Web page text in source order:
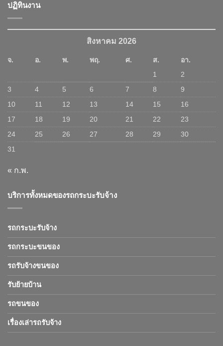
ปฏิทินงาน
สิงหาคม 2026
จ. อ. พ. พฤ. ศ. ส.
อา.
1
2
3
4 5 6 7 8
9
10
11 12 13 14 15
16
17
18 19 20 21 22
23
24
25 26 27 28 29
30
31
« ก.พ.
บริการทั้งหมดของรถกระบะรับจ้าง
รถกระบะรับจ้าง
รถกระบะขนของ
รถรับจ้างขนของ
รับย้ายบ้าน
รถขนของ
เรื่องเล่ารถรับจ้าง